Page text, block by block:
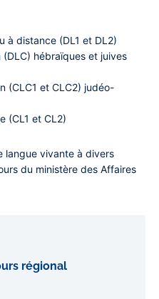
à distance (DL1 et DL2)
hébraïques et juives
(CLC1 et CLC2) judéo-
(CL1 et CL2)
langue vivante à divers
du ministère des Affaires
régional